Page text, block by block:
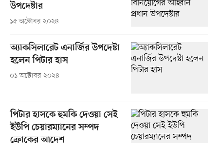
উপদেষ্টার
১৫ অক্টোবর ২০২৪
অ্যাকসিলারেট এনার্জির উপদেষ্টা
হলেন পিটার হাস
০১ অক্টোবর ২০২৪
পিটার হাসকে হুমকি দেওয়া সেই
ইউপি চেয়ারম্যানের সম্পদ
ক্রোকের আদেশ